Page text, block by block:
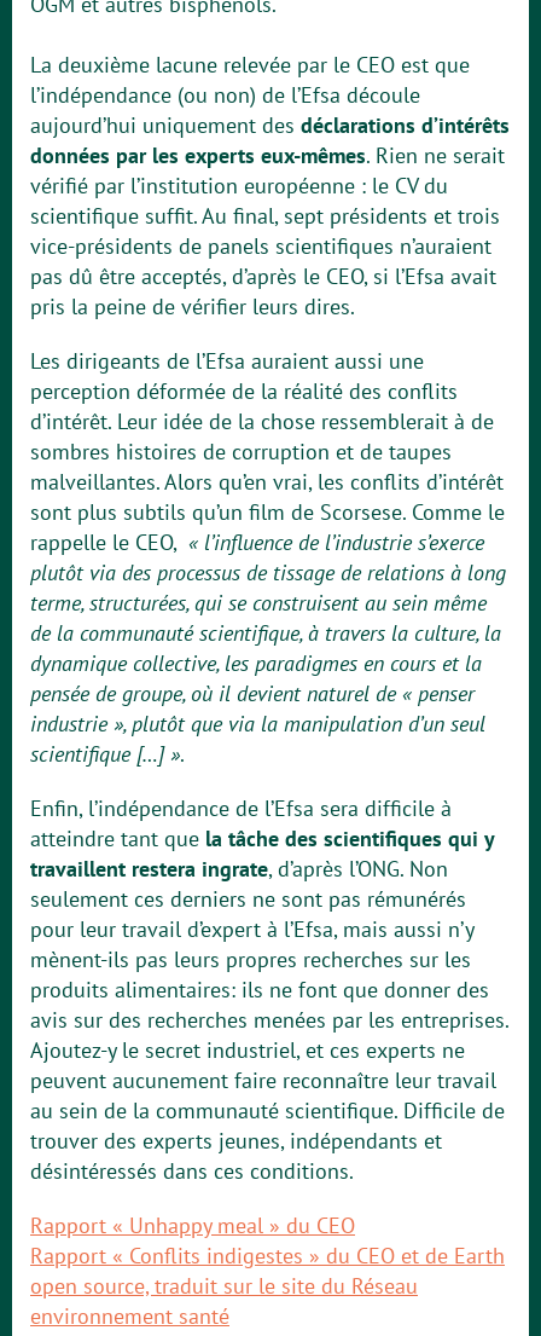
La deuxième lacune relevée par le CEO est que
l’indépendance (ou non) de l’Efsa découle
aujourd’hui uniquement des déclarations d’intérêts
données par les experts eux-mêmes. Rien ne serait
vérifié par l’institution européenne : le CV du
scientifique suffit. Au final, sept présidents et trois
vice-présidents de panels scientifiques n’auraient
pas dû être acceptés, d’après le CEO, si l’Efsa avait
pris la peine de vérifier leurs dires.
Les dirigeants de l’Efsa auraient aussi une
perception déformée de la réalité des conflits
d’intérêt. Leur idée de la chose ressemblerait à de
sombres histoires de corruption et de taupes
malveillantes. Alors qu’en vrai, les conflits d’intérêt
sont plus subtils qu’un film de Scorsese. Comme le
rappelle le CEO, « l’influence de l’industrie s’exerce
plutôt via des processus de tissage de relations à long
terme, structurées, qui se construisent au sein même
de la communauté scientifique, à travers la culture, la
dynamique collective, les paradigmes en cours et la
pensée de groupe, où il devient naturel de « penser
industrie », plutôt que via la manipulation d’un seul
scientifique […] ».
Enfin, l’indépendance de l’Efsa sera difficile à
atteindre tant que la tâche des scientifiques qui y
travaillent restera ingrate, d’après l’ONG. Non
seulement ces derniers ne sont pas rémunérés
pour leur travail d’expert à l’Efsa, mais aussi n’y
mènent-ils pas leurs propres recherches sur les
produits alimentaires: ils ne font que donner des
avis sur des recherches menées par les entreprises.
Ajoutez-y le secret industriel, et ces experts ne
peuvent aucunement faire reconnaître leur travail
au sein de la communauté scientifique. Difficile de
trouver des experts jeunes, indépendants et
désintéressés dans ces conditions.
Rapport « Unhappy meal » du CEO
Rapport « Conflits indigestes » du CEO et de Earth
open source, traduit sur le site du Réseau
environnement santé